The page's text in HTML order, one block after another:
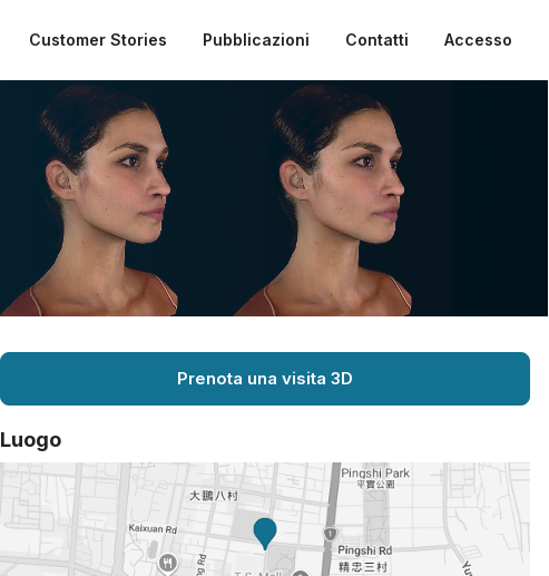
Customer Stories Pubblicazioni Contatti Accesso
Prenota una visita 3D
Luogo